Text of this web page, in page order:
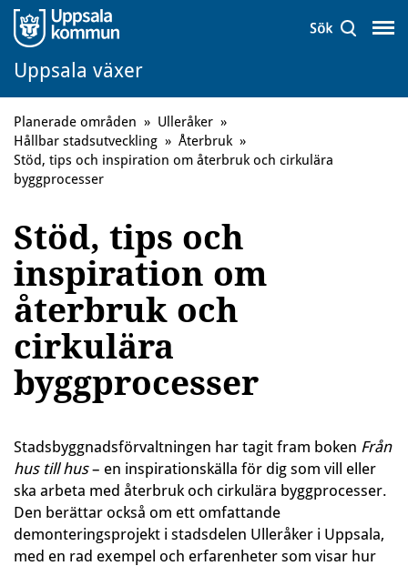
Uppsala växer
Planerade områden » Ulleråker»
Hållbar stadsutveckling » Återbruk»
Stöd, tips och inspiration om återbruk och cirkulära
byggprocesser
Stöd, tips och
inspiration om
återbruk och
cirkulära
byggprocesser
Stadsbyggnadsförvaltningen har tagit fram boken Från
hus till hus– en inspirationskälla för dig som vill eller
ska arbeta med återbruk och cirkulära byggprocesser.
Den berättar också om ett omfattande
demonteringsprojekt i stadsdelen Ulleråker i Uppsala,
med en rad exempel och erfarenheter som visar hur